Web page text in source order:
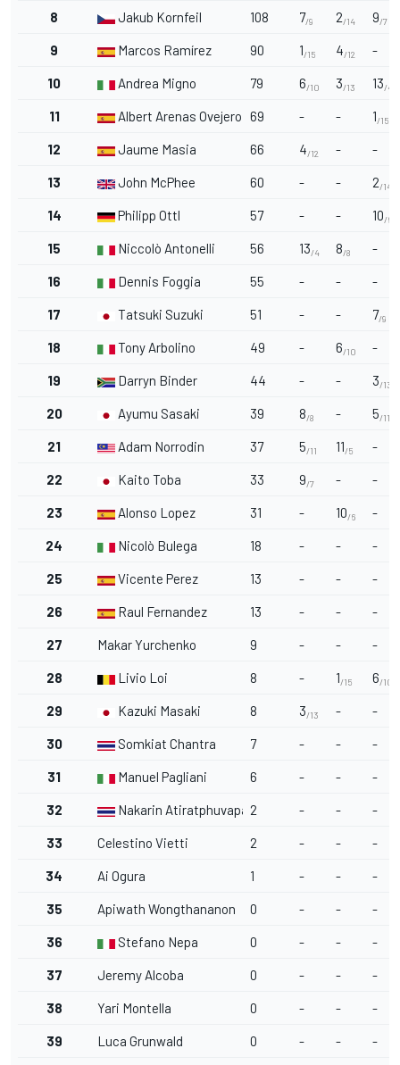
8 Jakub Kornfeil 108 7/9 2/14 9/7
9 Marcos Ramírez 90 1/15 4/12 -
10 Andrea Migno 79 6/10 3/13 13/4
11 Albert Arenas Ovejero 69 - - 1/15
12 Jaume Masia 66 4/12 - -
13 John McPhee 60 - - 2/14
14 Philipp Ottl 57 - - 10/6
15 Niccolò Antonelli 56 13/4 8/8 -
16 Dennis Foggia 55 - - -
17 Tatsuki Suzuki 51 - - 7/9
18 Tony Arbolino 49 - 6/10 -
19 Darryn Binder 44 - - 3/13
20 Ayumu Sasaki 39 8/8 - 5/11
21 Adam Norrodin 37 5/11 11/5 -
22 Kaito Toba 33 9/7 - -
23 Alonso Lopez 31 - 10/6 -
24 Nicolò Bulega 18 - - -
25 Vicente Perez 13 - - -
26 Raul Fernandez 13 - - -
27 Makar Yurchenko 9 - - -
28 Livio Loi 8 - 1/15 6/10
29 Kazuki Masaki 8 3/13 - -
30 Somkiat Chantra 7 - - -
31 Manuel Pagliani 6 - - -
32 Nakarin Atiratphuvapat2 - - -
33 Celestino Vietti 2 - - -
34 Ai Ogura 1 - - -
35 Apiwath Wongthananon 0 - - -
36 Stefano Nepa 0 - - -
37 Jeremy Alcoba 0 - - -
38 Yari Montella 0 - - -
39 Luca Grunwald 0 - - -